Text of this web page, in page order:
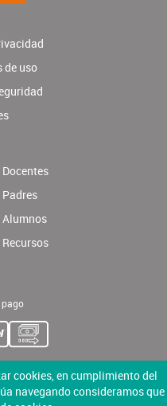
de uso
Docentes
Padres
Alumnos
Recursos
pago
cookies, en cumplimiento del
navegando consideramos que